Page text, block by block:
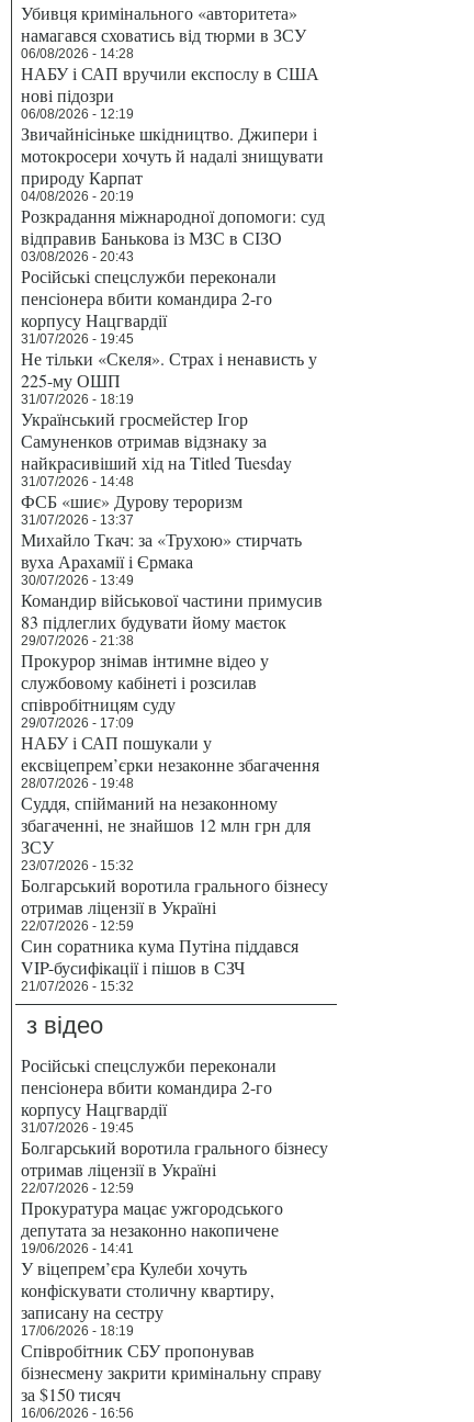
Убивця кримінального «авторитета»
намагався сховатись від тюрми в ЗСУ
06/08/2026 - 14:28
НАБУ і САП вручили експослу в США
нові підозри
06/08/2026 - 12:19
Звичайнісіньке шкідництво. Джипери і
мотокросери хочуть й надалі знищувати
природу Карпат
04/08/2026 - 20:19
Розкрадання міжнародної допомоги: суд
відправив Банькова із МЗС в СІЗО
03/08/2026 - 20:43
Російські спецслужби переконали
пенсіонера вбити командира 2-го
корпусу Нацгвардії
31/07/2026 - 19:45
Не тільки «Скеля». Страх і ненависть у
225-му ОШП
31/07/2026 - 18:19
Український гросмейстер Ігор
Самуненков отримав відзнаку за
найкрасивіший хід на Titled Tuesday
31/07/2026 - 14:48
ФСБ «шиє» Дурову тероризм
31/07/2026 - 13:37
Михайло Ткач: за «Трухою» стирчать
вуха Арахамії і Єрмака
30/07/2026 - 13:49
Командир військової частини примусив
83 підлеглих будувати йому маєток
29/07/2026 - 21:38
Прокурор знімав інтимне відео у
службовому кабінеті і розсилав
співробітницям суду
29/07/2026 - 17:09
НАБУ і САП пошукали у
ексвіцепрем’єрки незаконне збагачення
28/07/2026 - 19:48
Суддя, спійманий на незаконному
збагаченні, не знайшов 12 млн грн для
ЗСУ
23/07/2026 - 15:32
Болгарський воротила грального бізнесу
отримав ліцензії в Україні
22/07/2026 - 12:59
Син соратника кума Путіна піддався
VIP-бусифікації і пішов в СЗЧ
21/07/2026 - 15:32
з відео
Російські спецслужби переконали
пенсіонера вбити командира 2-го
корпусу Нацгвардії
31/07/2026 - 19:45
Болгарський воротила грального бізнесу
отримав ліцензії в Україні
22/07/2026 - 12:59
Прокуратура мацає ужгородського
депутата за незаконно накопичене
19/06/2026 - 14:41
У віцепрем’єра Кулеби хочуть
конфіскувати столичну квартиру,
записану на сестру
17/06/2026 - 18:19
Співробітник СБУ пропонував
бізнесмену закрити кримінальну справу
за $150 тисяч
16/06/2026 - 16:56